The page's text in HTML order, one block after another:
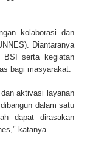
kolaborasi dan
Diantaranya
BSI serta kegiatan
bagi masyarakat.
aktivasi layanan
dalam satu
dapat dirasakan
katanya.